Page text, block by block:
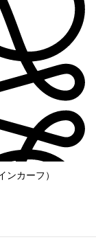
ンカーフ）